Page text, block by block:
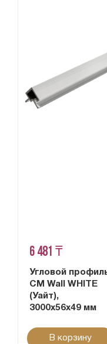
6 481 ₸
Угловой
CM Wall WHITE
(Уайт),
3000х56х49 мм
В корзину